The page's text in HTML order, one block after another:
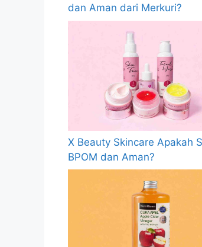
dan Aman dari Merkuri?
X Beauty Skincare Apakah
BPOM dan Aman?